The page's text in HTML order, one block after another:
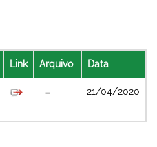
Link Arquivo Data
21/04/2020